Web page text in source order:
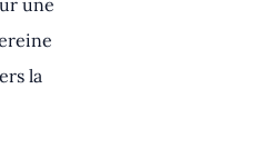
une
la